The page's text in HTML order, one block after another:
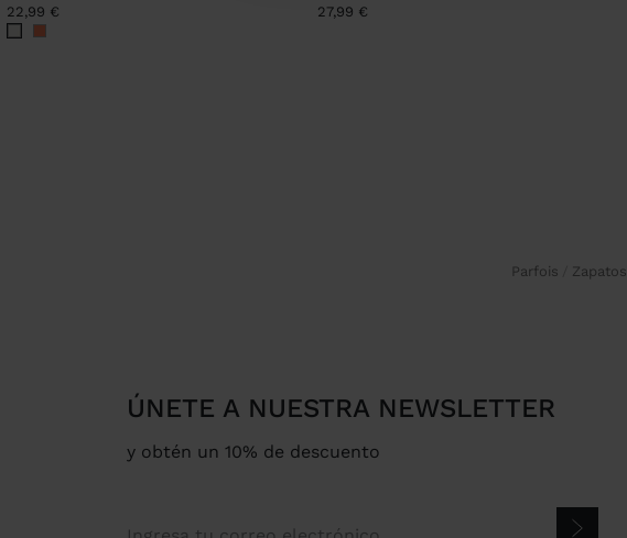
22,99 €
27,99 €
Parfois Zapatos
ÚNETE A NUESTRA NEWSLETTER
y obtén un 10% de descuento